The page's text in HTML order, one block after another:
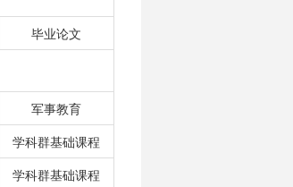
毕业论文
军事教育
学科群基础课程
学科群基础课程